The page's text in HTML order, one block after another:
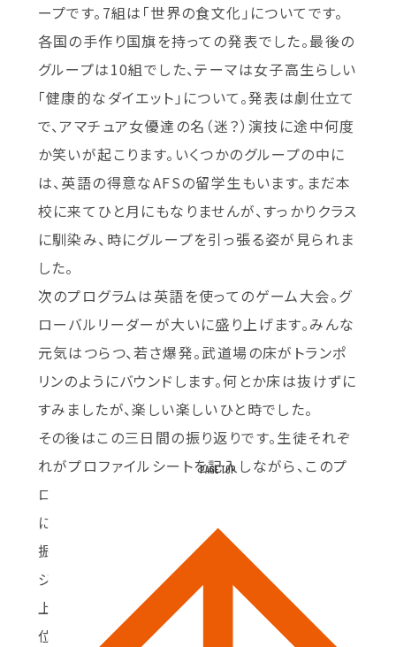
ープです。7組は「世界の食文化」についてです。
各国の手作り国旗を持っての発表でした。最後の
グループは10組でした、テーマは女子高生らしい
「健康的なダイエット」について。発表は劇仕立て
で、アマチュア女優達の名（迷？）演技に途中何度
か笑いが起こります。いくつかのグループの中に
は、英語の得意なAFSの留学生もいます。まだ本
校に来てひと月にもなりませんが、すっかりクラス
に馴染み、時にグループを引っ張る姿が見られま
した。
次のプログラムは英語を使ってのゲーム大会。グ
ローバルリーダーが大いに盛り上げます。みんな
元気はつらつ、若さ爆発。武道場の床がトランポ
リンのようにバウンドします。何とか床は抜けずに
すみましたが、楽しい楽しいひと時でした。
その後はこの三日間の振り返りです。生徒それぞ
れがプロファイルシートを記入しながら、このプ
ログラムを受ける前と受けた後、自分がどのよう
に変化したか、理解を深めて行きます。
振り返りが終わると表彰式です。表彰はスカベン
ジャーハントと上位3チームとグループワークの
上位3チームの発表です。スカベンジャーハント1
位は７組Dグループ、2位は10組Cグループ、3位
PAGE TOP